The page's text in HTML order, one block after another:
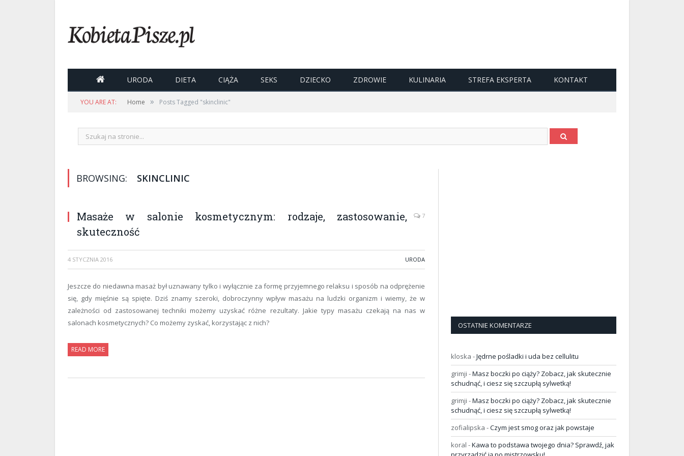
 URODA DIETA CIĄŻA SEKS DZIECKO ZDROWIE KULINARIA STREFA EKSPERTA KONTAKT
YOU ARE AT: Home » Posts Tagged "skinclinic"
BROWSING: SKINCLINIC
Masaże w salonie kosmetycznym: rodzaje, zastosowanie,
skuteczność
7
4 STYCZNIA 2016 URODA
Jeszcze do niedawna masaż był uznawany tylko i wyłącznie za formę przyjemnego relaksu i sposób na odprężenie
się, gdy mięśnie są spięte. Dziś znamy szeroki, dobroczynny wpływ masażu na ludzki organizm i wiemy, że w
zależności od zastosowanej techniki możemy uzyskać różne rezultaty. Jakie typy masażu czekają na nas w
salonach kosmetycznych? Co możemy zyskać, korzystając z nich?
READ MORE
OSTATNIE KOMENTARZE
kloska -Jędrne pośladki i uda bez cellulitu
grimji -Masz boczki po ciąży? Zobacz, jak skutecznie
schudnąć, i ciesz się szczupłą sylwetką!
grimji -Masz boczki po ciąży? Zobacz, jak skutecznie
schudnąć, i ciesz się szczupłą sylwetką!
zofialipska -Czym jest smog oraz jak powstaje
koral -Kawa to podstawa twojego dnia? Sprawdź, jak